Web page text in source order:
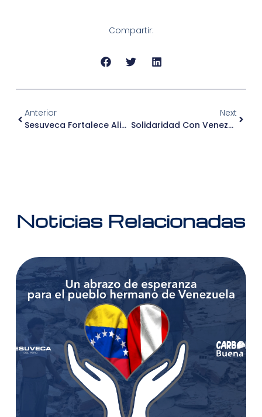
Compartir:
Anterior
Sesuveca Fortalece Alianza Con La Comisaría PNP Miramar
Next
Solidaridad Con Venezuela: Mensaje De Apoyo Ante El Reciente Terremoto
Noticias Relacionadas